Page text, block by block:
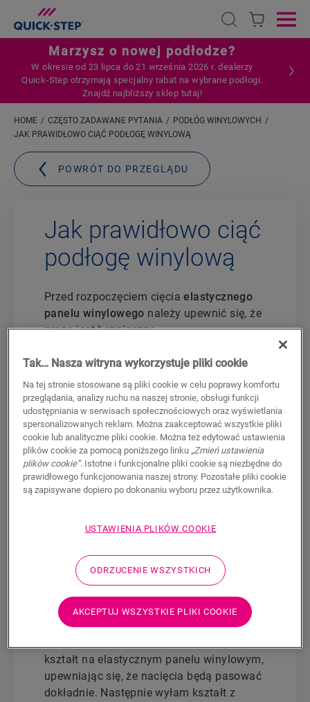
Open search
Marzysz o nowej podłodze?
W okresie od 23 lipca do 21 września 2026 r. dealerzy
Quick‑Step otrzymają specjalny rabat na wybrane podłogi.
Znajdź najbliższy sklep tutaj!
HOME CZĘSTO ZADAWANE PYTANIA
PODŁÓG WINYLOWYCH
JAK PRAWIDŁOWO CIĄĆ PODŁOGĘ WINYLOWĄ
POWRÓT DO PRZEGLĄDU
Jak prawidłowo ciąć
podłogę winylową
Przed rozpoczęciem cięciaelastycznego
panelu winylowego należy upewnić się, że
praca jest bezpieczna.
Vinyl Flex
Zawsze tnij tak, abywzór panelu był
skierowany ku górze.
Użyj ołówka, aby narysować linię cięcia
w zmierzonym punkcie
Mocno natnij panel
Następnie przełam panel na dwie
od Twojego ciała.
krawędź, znacznie wygodniejszą
alternatywą jest użycie szczypiec lub
podobnego narzędzia.
Przycinanie paneli dospecjalnego kształtu
kształt na elastycznym panelu winylowym,
upewniając się, że nacięcia będą pasować
dokładnie. Następnie wyłam kształt z
Tak… Nasza witryna wykorzystuje pliki cookie
Na tej stronie stosowane są pliki cookie w celu poprawy komfortu
przeglądania, analizy ruchu na naszej stronie, obsługi funkcji
udostępniania w serwisach społecznościowych oraz wyświetlania
spersonalizowanych reklam. Można zaakceptować wszystkie pliki
cookie lub analityczne pliki cookie. Można też edytować ustawienia
plików cookie za pomocą poniższego linku „Zmień ustawienia
plików cookie”. Istotne i funkcjonalne pliki cookie są niezbędne do
prawidłowego funkcjonowania naszej strony. Pozostałe pliki cookie
są zapisywane dopiero po dokonaniu wyboru przez użytkownika.
USTAWIENIA PLIKÓW COOKIE
ODRZUCENIE WSZYSTKICH
AKCEPTUJ WSZYSTKIE PLIKI COOKIE